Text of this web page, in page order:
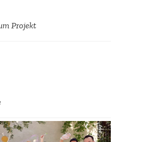
Projekt
motivierten
Die Zusam­
ist uns allen